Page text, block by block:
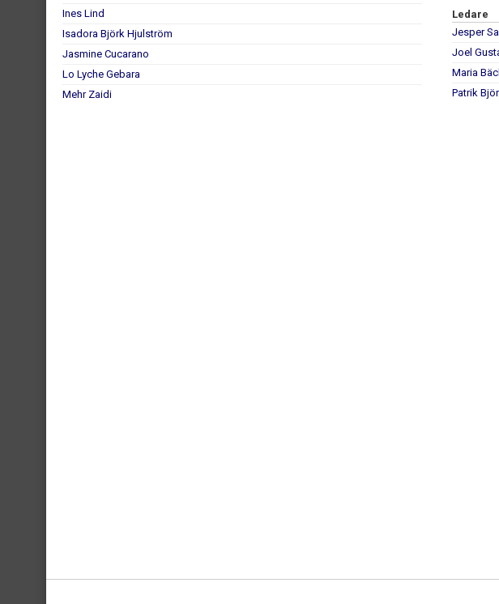
Ines Lind
Isadora Björk Hjulström
Jasmine Cucarano
Lo Lyche Gebara
Mehr Zaidi
Ledare
Jesper
Joel
Maria
Patrik